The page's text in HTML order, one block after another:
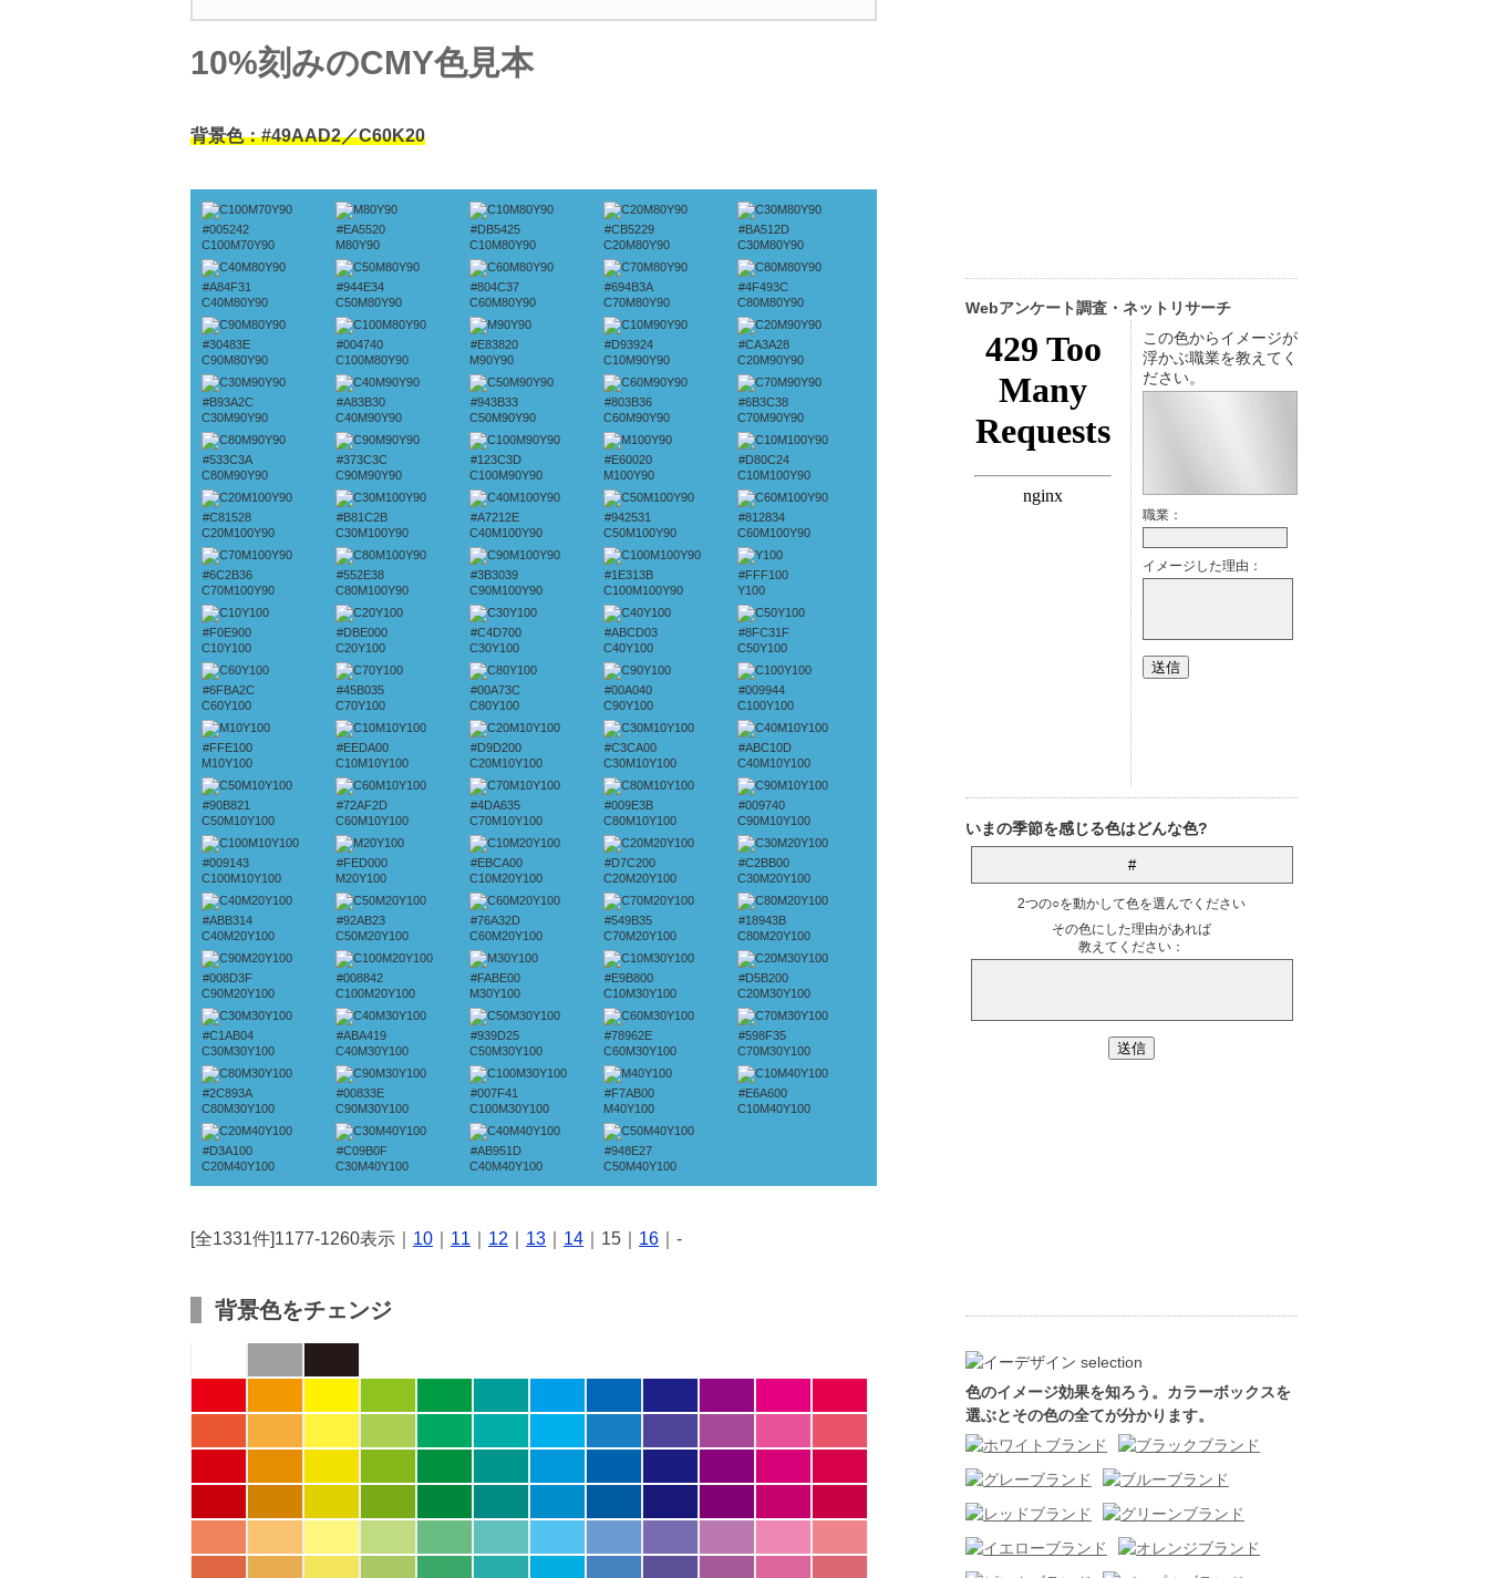
10%刻みのCMY色見本
背景色：#49AAD2／C60K20
#005242
C100M70Y90
#EA5520
M80Y90
#DB5425
C10M80Y90
#CB5229
C20M80Y90
#BA512D
C30M80Y90
#A84F31
C40M80Y90
#944E34
C50M80Y90
#804C37
C60M80Y90
#694B3A
C70M80Y90
#4F493C
C80M80Y90
#30483E
C90M80Y90
#004740
C100M80Y90
#E83820
M90Y90
#D93924
C10M90Y90
#CA3A28
C20M90Y90
#B93A2C
C30M90Y90
#A83B30
C40M90Y90
#943B33
C50M90Y90
#803B36
C60M90Y90
#6B3C38
C70M90Y90
#533C3A
C80M90Y90
#373C3C
C90M90Y90
#123C3D
C100M90Y90
#E60020
M100Y90
#D80C24
C10M100Y90
#C81528
C20M100Y90
#B81C2B
C30M100Y90
#A7212E
C40M100Y90
#942531
C50M100Y90
#812834
C60M100Y90
#6C2B36
C70M100Y90
#552E38
C80M100Y90
#3B3039
C90M100Y90
#1E313B
C100M100Y90
#FFF100
Y100
#F0E900
C10Y100
#DBE000
C20Y100
#C4D700
C30Y100
#ABCD03
C40Y100
#8FC31F
C50Y100
#6FBA2C
C60Y100
#45B035
C70Y100
#00A73C
C80Y100
#00A040
C90Y100
#009944
C100Y100
#FFE100
M10Y100
#EEDA00
C10M10Y100
#D9D200
C20M10Y100
#C3CA00
C30M10Y100
#ABC10D
C40M10Y100
#90B821
C50M10Y100
#72AF2D
C60M10Y100
#4DA635
C70M10Y100
#009E3B
C80M10Y100
#009740
C90M10Y100
#009143
C100M10Y100
#FED000
M20Y100
#EBCA00
C10M20Y100
#D7C200
C20M20Y100
#C2BB00
C30M20Y100
#ABB314
C40M20Y100
#92AB23
C50M20Y100
#76A32D
C60M20Y100
#549B35
C70M20Y100
#18943B
C80M20Y100
#008D3F
C90M20Y100
#008842
C100M20Y100
#FABE00
M30Y100
#E9B800
C10M30Y100
#D5B200
C20M30Y100
#C1AB04
C30M30Y100
#ABA419
C40M30Y100
#939D25
C50M30Y100
#78962E
C60M30Y100
#598F35
C70M30Y100
#2C893A
C80M30Y100
#00833E
C90M30Y100
#007F41
C100M30Y100
#F7AB00
M40Y100
#E6A600
C10M40Y100
#D3A100
C20M40Y100
#C09B0F
C30M40Y100
#AB951D
C40M40Y100
#948E27
C50M40Y100
[全1331件]1177-1260表示｜ 10 11 12 13 14 ｜15｜ 16 ｜-
背景色をチェンジ
Webアンケート調査・ネットリサーチ
色のイメージ効果を知ろう。カラーボックスを
選ぶとその色の全てが分かります。